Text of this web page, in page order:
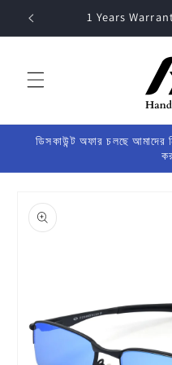
Skip to
content
1 Years
ডিসকাউন্ট অফার চলছে আমাদের
product
information